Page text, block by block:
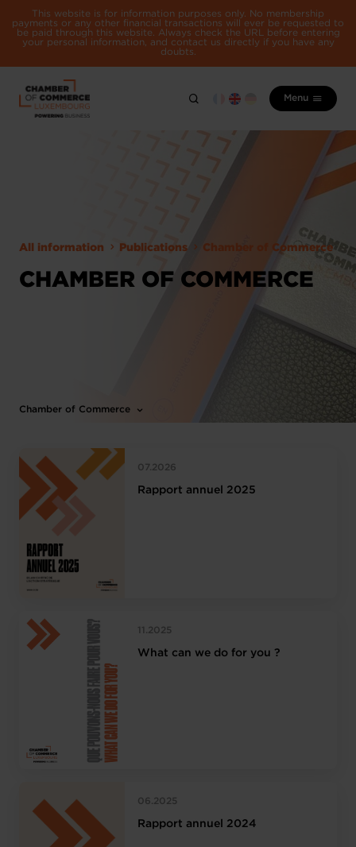
This website is for information purposes only. No membership
payments or any other financial transactions will ever be requested to
be paid through this website. Always check the URL before entering
your personal information, and contact us directly if you have any
doubts.
Menu
All information Publications Chamber of Commerce
CHAMBER OF COMMERCE
Chamber of Commerce
07.2026
Rapport annuel 2025
11.2025
What can we do for you ?
06.2025
Rapport annuel 2024